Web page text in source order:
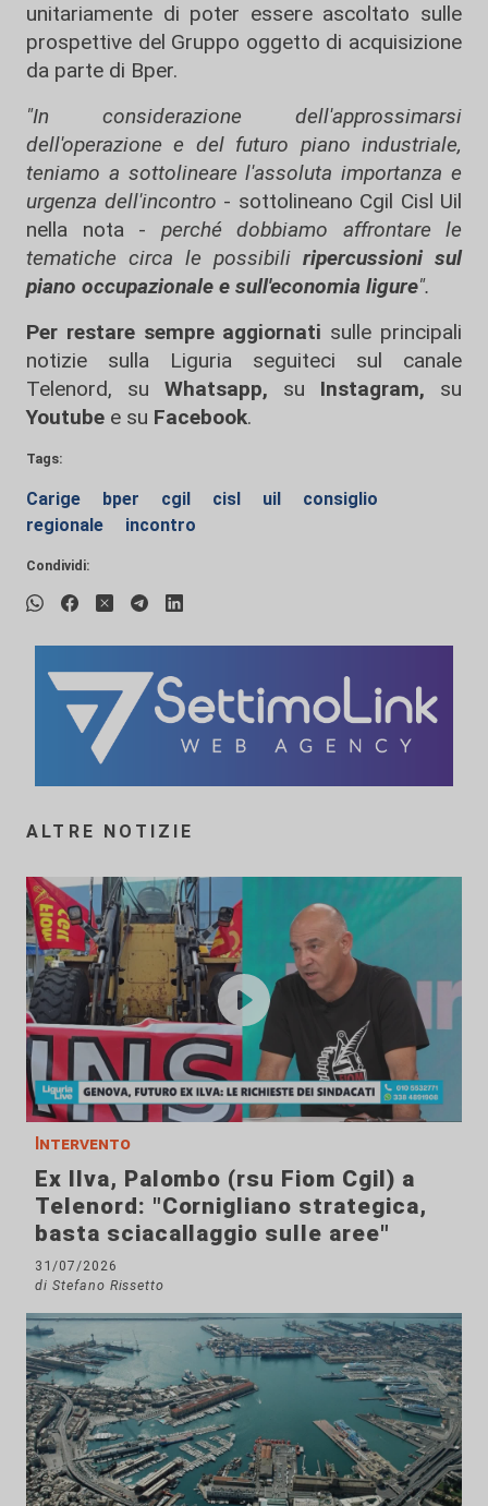
unitariamente di poter essere ascoltato sulle
prospettive del Gruppo oggetto di acquisizione
da parte di Bper.
"In considerazione dell'approssimarsi
dell'operazione e del futuro piano industriale,
teniamo a sottolineare l'assoluta importanza e
urgenza dell'incontro - sottolineano Cgil Cisl Uil
nella nota - perché dobbiamo
affrontare le
tematiche circa le possibili ripercussioni sul
piano occupazionale e sull'economia ligure".
Per restare sempre aggiornati sulle principali
notizie sulla Liguria seguiteci sul canale
Telenord, su
Whatsapp, su Instagram, su
Youtube e su Facebook.
Tags:
Carige bper cgil cisl uil
consiglio
regionale
incontro
Condividi:
ALTRE NOTIZIE
Intervento
Ex Ilva, Palombo (rsu Fiom Cgil) a
Telenord: "Cornigliano strategica,
basta sciacallaggio sulle aree"
31/07/2026
di Stefano Rissetto